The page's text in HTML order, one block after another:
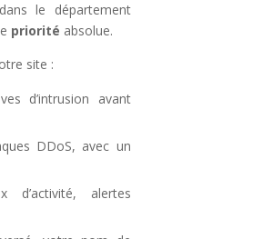
le département
priorité absolue.
site :
d’intrusion avant
DDoS, avec un
alertes